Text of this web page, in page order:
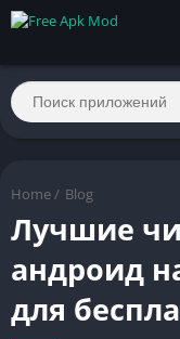
Home / Blog
Лучшие
андроид
для